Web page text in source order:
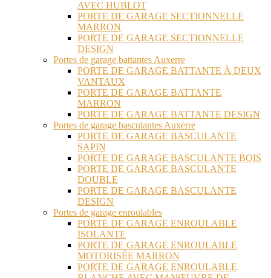
AVEC HUBLOT
PORTE DE GARAGE SECTIONNELLE
MARRON
PORTE DE GARAGE SECTIONNELLE
DESIGN
Portes de garage battantes Auxerre
PORTE DE GARAGE BATTANTE À DEUX
VANTAUX
PORTE DE GARAGE BATTANTE
MARRON
PORTE DE GARAGE BATTANTE DESIGN
Portes de garage basculantes Auxerre
PORTE DE GARAGE BASCULANTE
SAPIN
PORTE DE GARAGE BASCULANTE BOIS
PORTE DE GARAGE BASCULANTE
DOUBLE
PORTE DE GARAGE BASCULANTE
DESIGN
Portes de garage enroulables
PORTE DE GARAGE ENROULABLE
ISOLANTE
PORTE DE GARAGE ENROULABLE
MOTORISÉE MARRON
PORTE DE GARAGE ENROULABLE